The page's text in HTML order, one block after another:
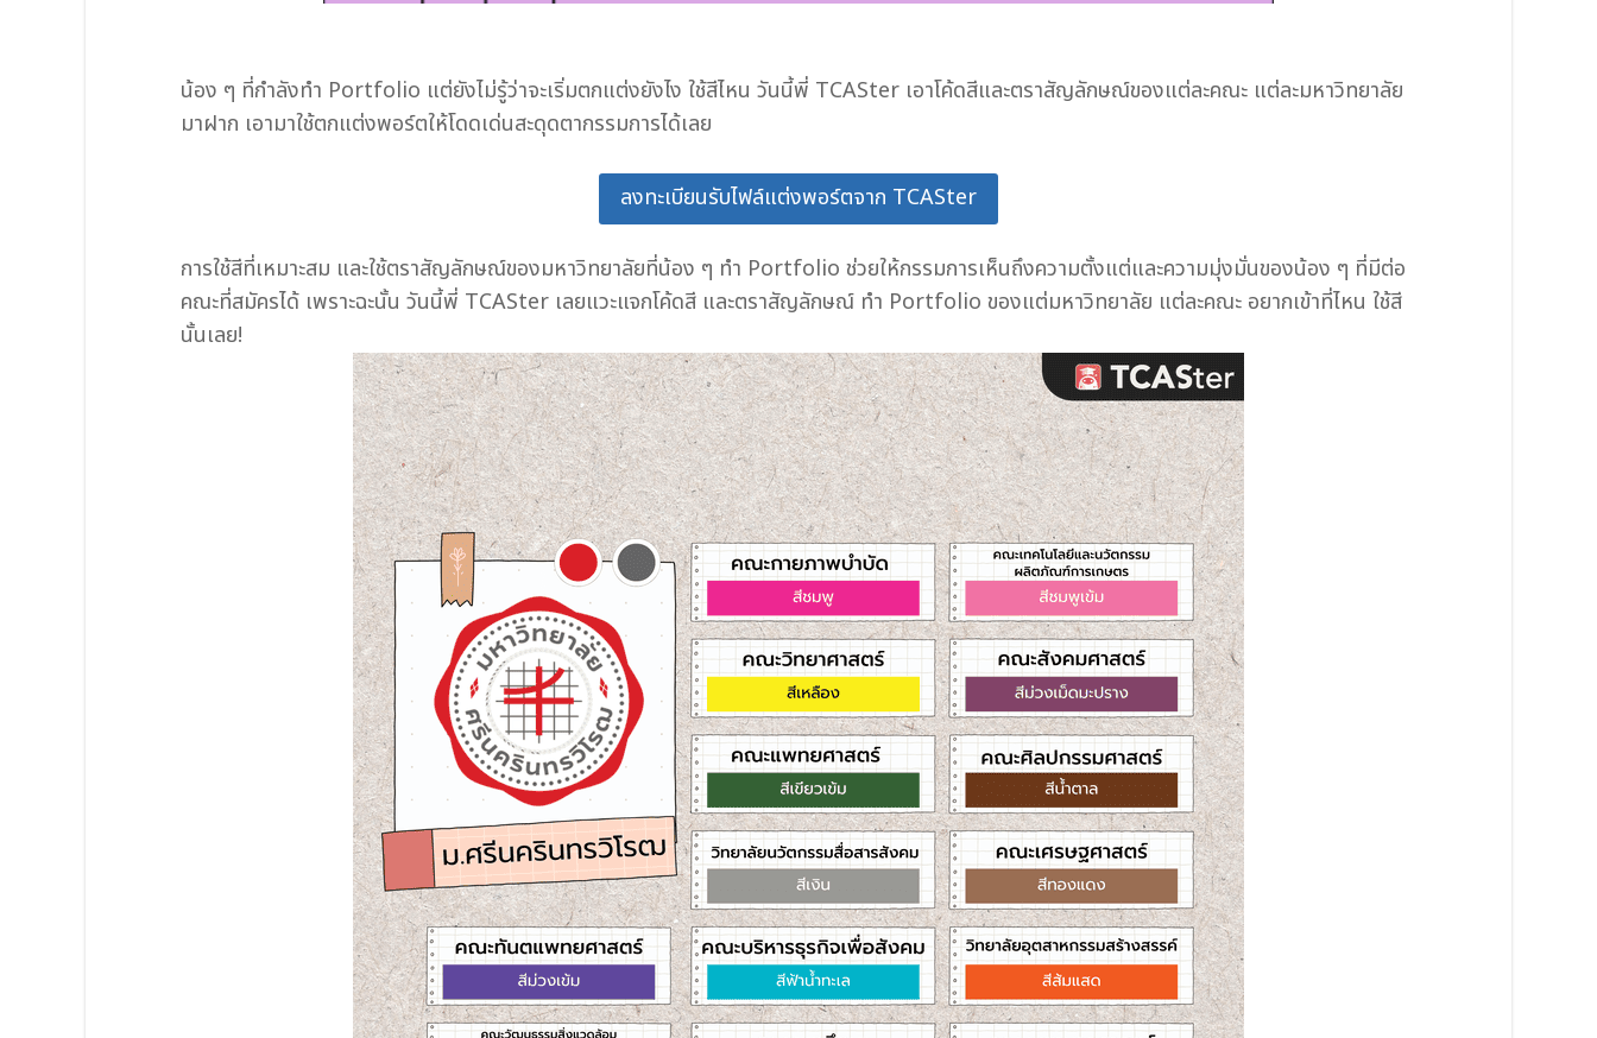
น้อง ๆ ที่กำลังทำ Portfolio แต่ยังไม่รู้ว่าจะเริ่มตกแต่งยังไง ใช้สีไหน วันนี้พี่ TCASter เอาโค้ดสีและตราสัญลักษณ์ของแต่ละคณะ แต่ละมหาวิทยาลัย
มาฝาก เอามาใช้ตกแต่งพอร์ตให้โดดเด่นสะดุดตากรรมการได้เลย
ลงทะเบียนรับไฟล์แต่งพอร์ตจาก TCASter
การใช้สีที่เหมาะสม และใช้ตราสัญลักษณ์ของมหาวิทยาลัยที่น้อง ๆ ทำ Portfolio ช่วยให้กรรมการเห็นถึงความตั้งแต่และความมุ่งมั่นของน้อง ๆ ที่มีต่อ
คณะที่สมัครได้ เพราะฉะนั้น วันนี้พี่ TCASter เลยแวะแจกโค้ดสี และตราสัญลักษณ์ ทำ Portfolio ของแต่มหาวิทยาลัย แต่ละคณะ อยากเข้าที่ไหน ใช้สี
นั้นเลย!